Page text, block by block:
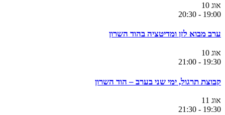
אוג 10
19:00
-
20:30
ערב מבוא לזן ומדיטציה בהוד השרון
אוג 10
19:30
-
21:00
קבוצת תרגול, ימי שני בערב – הוד השרון
אוג 11
19:30
-
21:30